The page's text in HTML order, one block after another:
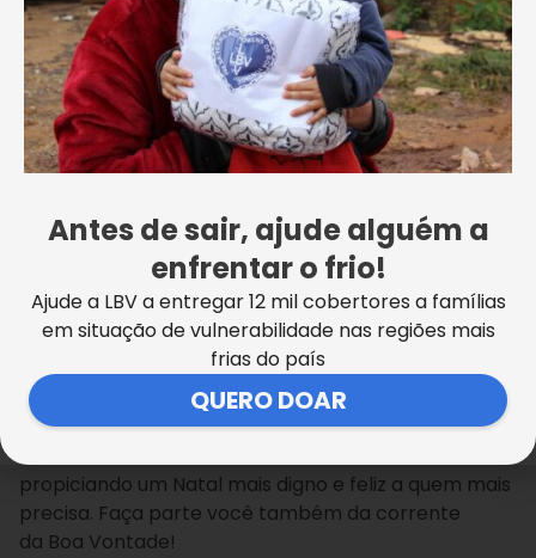
“Foi um dia de experiência
muito agradável”, afirmou
Radichi.
Em São José dos Campos, a LBV beneficiará
centenas de famílias que vivem em situação de
vulnerabilidade social com a cesta de alimento,
propiciando um Natal mais digno e feliz a quem mais
precisa. Faça parte você também da corrente
da Boa Vontade!
Antes de sair, ajude alguém a
enfrentar o frio!
Ajude a LBV a entregar 12 mil cobertores a famílias
em situação de vulnerabilidade nas regiões mais
frias do país
QUERO DOAR